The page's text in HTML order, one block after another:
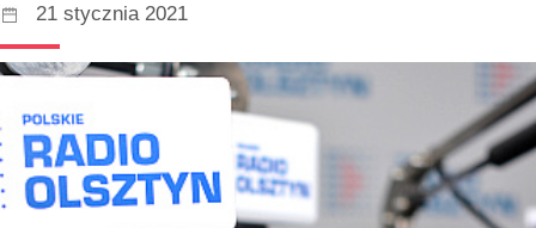
21 stycznia 2021